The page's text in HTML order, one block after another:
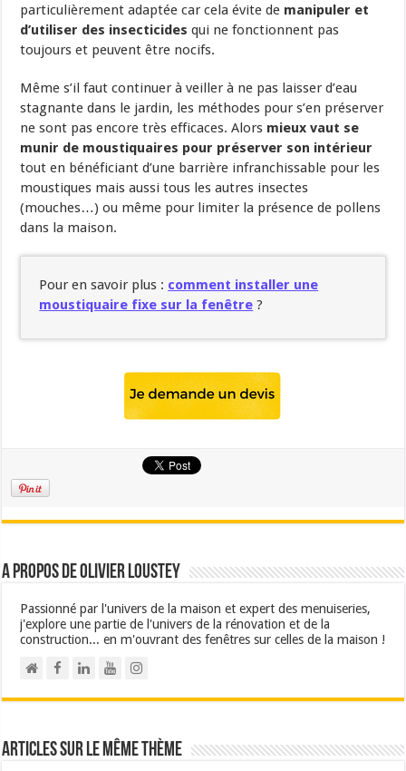
particulièrement adaptée car cela évite de manipuler et
d’utiliser des insecticides qui ne fonctionnent pas
toujours et peuvent être nocifs.
Même s’il faut continuer à veiller à ne pas laisser d’eau
stagnante dans le jardin, les méthodes pour s’en préserver
ne sont pas encore très efficaces. Alors mieux vaut se
munir de moustiquaires pour préserver son intérieur
tout en bénéficiant d’une barrière infranchissable pour les
moustiques mais aussi tous les autres insectes
(mouches…) ou même pour limiter la présence de pollens
dans la maison.
Pour en savoir plus : comment installer une
moustiquaire fixe sur la fenêtre ?
A propos de Olivier Loustey
Passionné par l'univers de la maison et expert des menuiseries,
j'explore une partie de l'univers de la rénovation et de la
construction... en m'ouvrant des fenêtres sur celles de la maison !
Articles sur le même thème